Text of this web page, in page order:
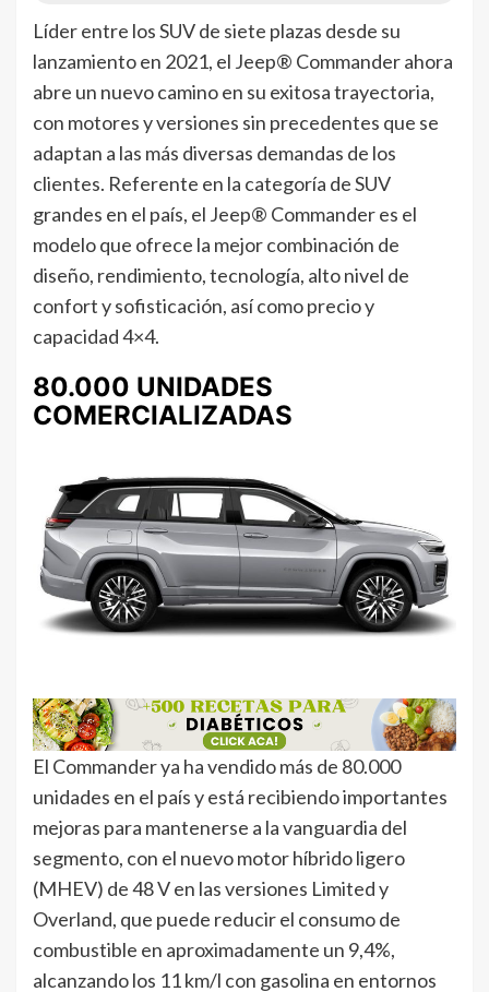
Líder entre los SUV de siete plazas desde su
lanzamiento en 2021, el Jeep® Commander ahora
abre un nuevo camino en su exitosa trayectoria,
con motores y versiones sin precedentes que se
adaptan a las más diversas demandas de los
clientes. Referente en la categoría de SUV
grandes en el país, el Jeep® Commander es el
modelo que ofrece la mejor combinación de
diseño, rendimiento, tecnología, alto nivel de
confort y sofisticación, así como precio y
capacidad 4×4.
80.000 UNIDADES
COMERCIALIZADAS
El Commander ya ha vendido más de 80.000
unidades en el país y está recibiendo importantes
mejoras para mantenerse a la vanguardia del
segmento, con el nuevo motor híbrido ligero
(MHEV) de 48 V en las versiones Limited y
Overland, que puede reducir el consumo de
combustible en aproximadamente un 9,4%,
alcanzando los 11 km/l con gasolina en entornos